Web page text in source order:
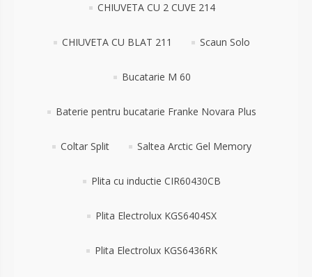
CHIUVETA CU 2 CUVE 214
CHIUVETA CU BLAT 211 Scaun Solo
Bucatarie M 60
Baterie pentru bucatarie Franke Novara Plus
Coltar Split Saltea Arctic Gel Memory
Plita cu inductie CIR60430CB
Plita Electrolux KGS6404SX
Plita Electrolux KGS6436RK